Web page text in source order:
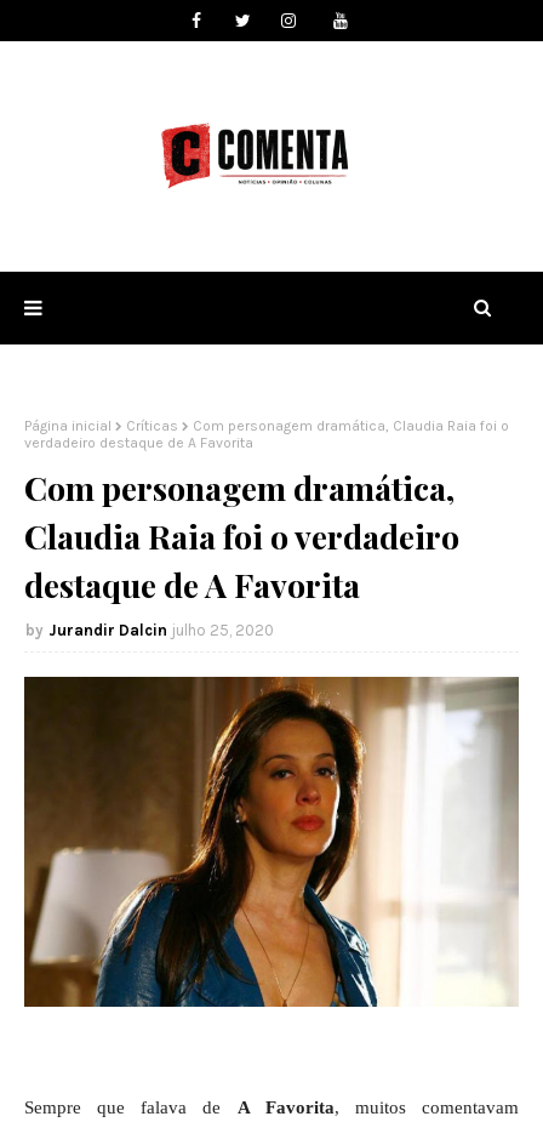
Página inicial Críticas
Com personagem dramática, Claudia Raia foi o
verdadeiro destaque de A Favorita
Com personagem dramática,
Claudia Raia foi o verdadeiro
destaque de A Favorita
Jurandir Dalcin julho 25, 2020
Sempre que falava de A Favorita, muitos comentavam